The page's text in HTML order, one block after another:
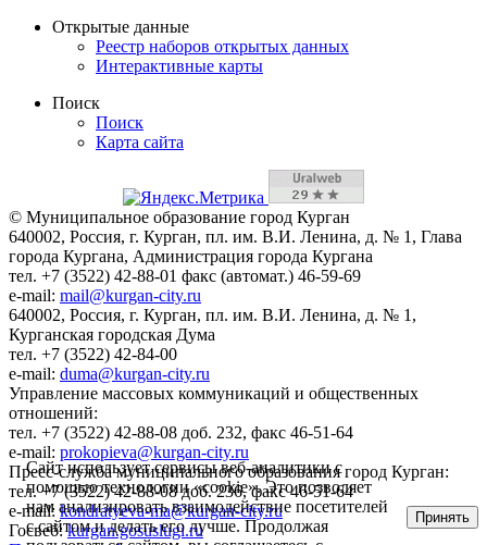
Открытые данные
Реестр наборов открытых данных
Интерактивные карты
Поиск
Поиск
Карта сайта
© Муниципальное образование город Курган
640002, Россия, г. Курган, пл. им. В.И. Ленина, д. № 1, Глава
города Кургана, Администрация города Кургана
тел. +7 (3522) 42-88-01 факс (автомат.) 46-59-69
e-mail: mail@kurgan-city.ru
640002, Россия, г. Курган, пл. им. В.И. Ленина, д. № 1,
Курганская городская Дума
тел. +7 (3522) 42-84-00
e-mail: duma@kurgan-city.ru
Управление массовых коммуникаций и общественных
отношений:
тел. +7 (3522) 42-88-08 доб. 232, факс 46-51-64
e-mail: prokopieva@kurgan-city.ru
Пресс-служба муниципального образования город Курган:
тел. +7 (3522) 42-88-08 доб. 236, факс 46-51-64
e-mail:kondratyeva-ma@kurgan-city.ru
Госвеб:kurgan.gosuslugi.ru
Сайт использует сервисы веб-аналитики с
помощью технологии «cookie». Это позволяет
нам анализировать взаимодействие посетителей
с сайтом и делать его лучше. Продолжая
Принять